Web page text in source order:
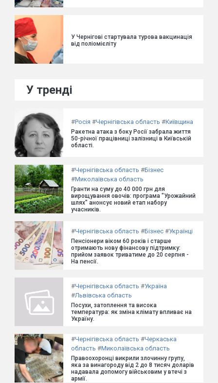
У Чернігові стартувала турова вакцинація
від поліомієліту
У тренді
#Росія #Чернігівська область #Київщина
Ракетна атака з боку Росії забрала життя
50-річної працівниці залізниці в Київській
області.
#Чернігівська область #Бізнес
#Миколаївська область
Гранти на суму до 40 000 грн для
вирощування овочів: програма "Урожайний
шлях" анонсує новий етап набору
учасників.
#Чернігівська область #Бізнес #Українці
Пенсіонери віком 60 років і старше
отримають нову фінансову підтримку:
прийом заявок триватиме до 20 серпня -
На пенсії.
#Чернігівська область #Україна
#Львівська область
Посухи, затоплення та висока
температура: як зміна клімату впливає на
Україну.
#Чернігівська область #Черкаська
область #Миколаївська область
Правоохоронці викрили злочинну групу,
яка за винагороду від 2 до 8 тисяч доларів
надавала допомогу військовим у втечі з
армії.